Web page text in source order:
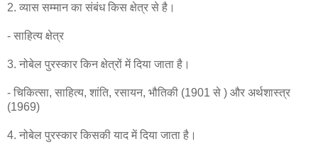
2. व्यास सम्मान का संबंध किस क्षेत्र से है।
- साहित्य क्षेत्र
3. नोबेल पुरस्कार किन क्षेत्रों में दिया जाता है।
- चिकित्सा, साहित्य, शांति, रसायन, भौतिकी (1901 से ) और अर्थशास्त्र
(1969)
4. नोबेल पुरस्कार किसकी याद में दिया जाता है।